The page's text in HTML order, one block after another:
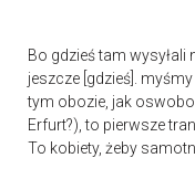
Bo gdzieś tam wysyłali
jeszcze [gdzieś].
tym obozie, jak
Erfurt?), to pierwsze
To kobiety, żeby